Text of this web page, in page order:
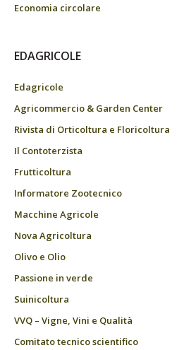
Economia circolare
EDAGRICOLE
Edagricole
Agricommercio & Garden Center
Rivista di Orticoltura e Floricoltura
Il Contoterzista
Frutticoltura
Informatore Zootecnico
Macchine Agricole
Nova Agricoltura
Olivo e Olio
Passione in verde
Suinicoltura
VVQ – Vigne, Vini e Qualità
Comitato tecnico scientifico